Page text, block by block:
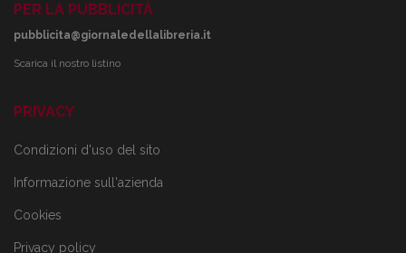
PER LA PUBBLICITÀ
pubblicita@giornaledellalibreria.it
Scarica il nostro listino
PRIVACY
Condizioni d'uso del sito
Informazione sull'azienda
Cookies
Privacy policy